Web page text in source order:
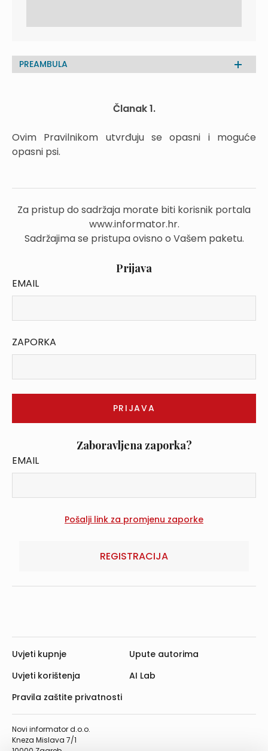
PREAMBULA
Članak 1.
Ovim Pravilnikom utvrđuju se opasni i moguće
opasni psi.
Za pristup do sadržaja morate biti korisnik portala
www.informator.hr.
Sadržajima se pristupa ovisno o Vašem paketu.
Prijava
EMAIL
ZAPORKA
Zaboravljena zaporka?
EMAIL
REGISTRACIJA
Novi informator d.o.o.
Kneza Mislava 7/1
Uvjeti kupnje
Uvjeti korištenja
Pravila zaštite privatnosti
Upute autorima
AI Lab